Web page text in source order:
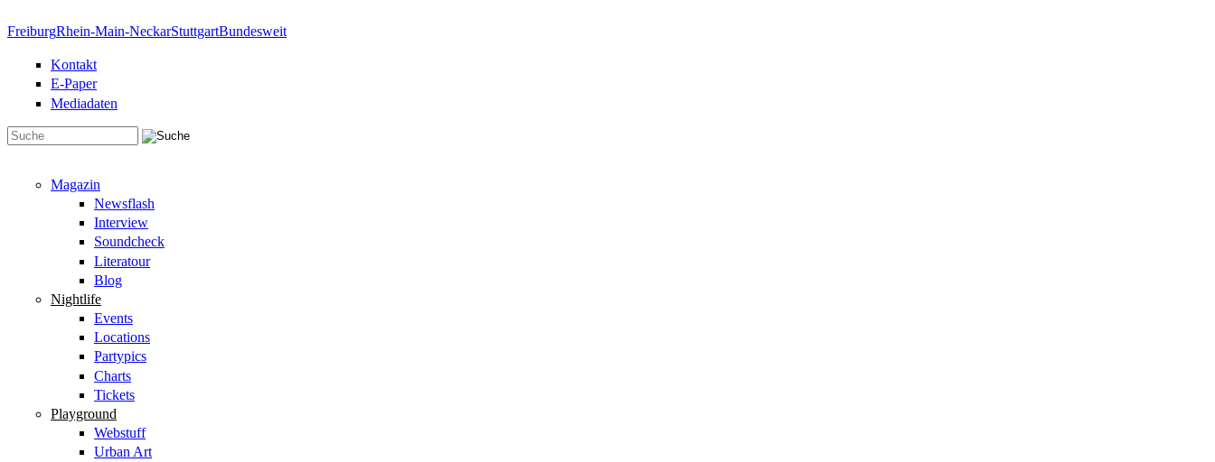
FreiburgRhein-Main-NeckarStuttgartBundesweit
Kontakt
E-Paper
Mediadaten
Magazin
Newsflash
Interview
Soundcheck
Literatour
Blog
Nightlife
Events
Locations
Partypics
Charts
Tickets
Playground
Webstuff
Urban Art